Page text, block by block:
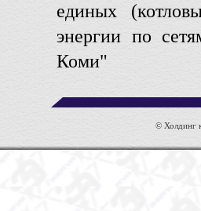
единых
энергии по
Коми"
© Холдинг